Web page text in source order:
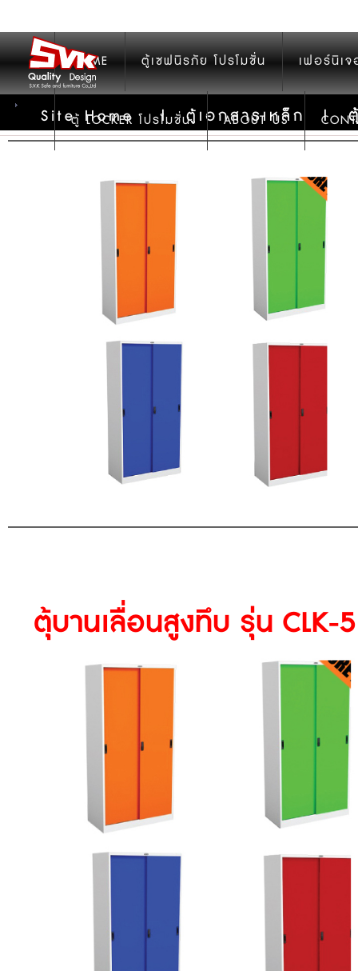
HOME ตู้เซฟนิรภัย โปรโมชั่น เฟอร์นิเ
ตู้ LOCKER โปรโมชั่น ABOUT US
Site Home |ตู้เอกสารเหล็ก |
ตุ้บานเลื่อนสูงทึบ รุ่น CLK-